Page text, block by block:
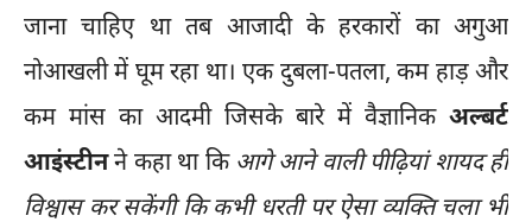
जाना चाहिए था तब आजादी के हरकारों का अगुआ
नोआखली में घूम रहा था। एक दुबला-पतला, कम हाड़ और
कम मांस का आदमी जिसके बारे में वैज्ञानिक अल्बर्ट
आइंस्टीनने कहा था कि आगे आने वाली पीढ़ियां शायद ही
विश्वास कर सकेंगी कि कभी धरती पर ऐसा व्यक्ति चला भी